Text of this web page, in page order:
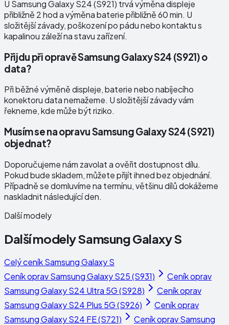
U Samsung Galaxy S24 (S921) trvá výměna displeje
přibližně 2 hod a výměna baterie přibližně 60 min. U
složitější závady, poškození po pádu nebo kontaktu s
kapalinou záleží na stavu zařízení.
Přijdu při opravě Samsung Galaxy S24 (S921) o
data?
Při běžné výměně displeje, baterie nebo nabíjecího
konektoru data nemažeme. U složitější závady vám
řekneme, kde může být riziko.
Musím se na opravu Samsung Galaxy S24 (S921)
objednat?
Doporučujeme nám zavolat a ověřit dostupnost dílu.
Pokud bude skladem, můžete přijít ihned bez objednání.
Případně se domluvíme na termínu, většinu dílů dokážeme
naskladnit následující den.
Další modely
Další modelySamsung Galaxy S
Celý ceníkSamsung Galaxy S
Ceník opravSamsung Galaxy S25 (S931)
Ceník oprav
Samsung Galaxy S24 Ultra 5G (S928)
Ceník oprav
Samsung Galaxy S24 Plus 5G (S926)
Ceník oprav
Samsung Galaxy S24 FE (S721)
Ceník opravSamsung